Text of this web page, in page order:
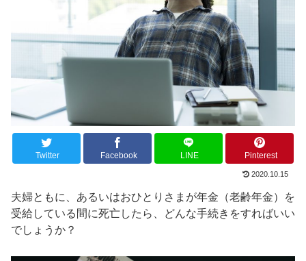
Twitter Facebook LINE Pinterest
2020.10.15
夫婦ともに、あるいはおひとりさまが年金（老齢年金）を
受給している間に死亡したら、どんな手続きをすればいい
でしょうか？